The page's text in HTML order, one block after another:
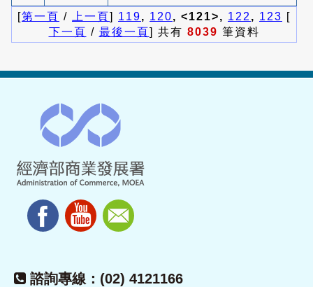
[第一頁 / 上一頁] 119, 120, <121>, 122 , 123 [
下一頁 / 最後一頁] 共有 8039 筆資料
諮詢專線：(02) 4121166